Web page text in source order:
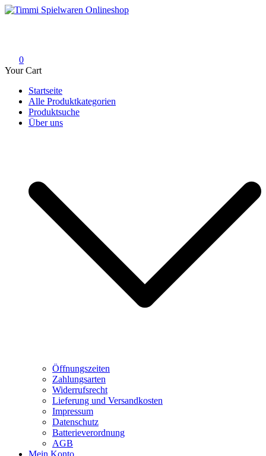
Skip
0
Your Cart
Startseite
Alle Produktkategorien
Produktsuche
Über uns
Öffnungszeiten
Zahlungsarten
Widerrufsrecht
Lieferung und Versandkosten
Impressum
Datenschutz
Batterieverordnung
AGB
Mein Konto